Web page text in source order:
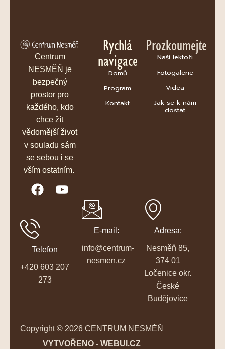
Centrum
NESMĚŇ je
bezpečný
prostor pro
každého, kdo
chce žít
vědomější život
v souladu sám
se sebou i se
vším ostatním.
Rychlá
navigace
Domů
Program
Kontakt
Prozkoumejte
Naši lektoři
Fotogalerie
Videa
Jak se k nám
dostat
Telefon
+420 603 207
273
E-mail:
info@centrum-
nesmen.cz
Adresa:
Nesměň 85,
374 01
Ločenice okr.
České
Budějovice
Copyright © 2026 CENTRUM NESMĚŇ
VYTVOŘENO - WEBUI.CZ